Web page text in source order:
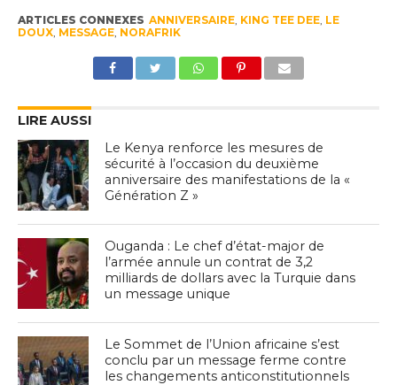
ARTICLES CONNEXES ANNIVERSAIRE, KING TEE DEE, LE
DOUX, MESSAGE, NORAFRIK
LIRE AUSSI
Le Kenya renforce les mesures de
sécurité à l’occasion du deuxième
anniversaire des manifestations de la «
Génération Z »
Ouganda : Le chef d’état-major de
l’armée annule un contrat de 3,2
milliards de dollars avec la Turquie dans
un message unique
Le Sommet de l’Union africaine s’est
conclu par un message ferme contre
les changements anticonstitutionnels